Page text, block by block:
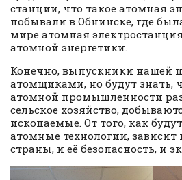
станции, что такое атомная
побывали в Обнинске, где
мире атомная
атомной энергетики.
Конечно, выпускники нашей
атомщиками, но будут знать,
атомной промышленности
сельское хозяйство,
ископаемые. От того, как
атомные технологии, зависит
страны, и её безопасность, и